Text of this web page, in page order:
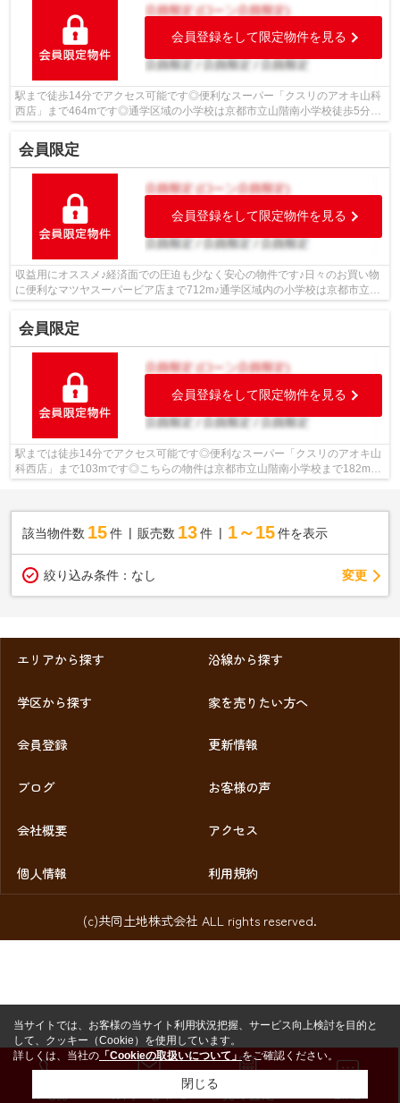
会員登録をして限定物件を見る
駅まで徒歩14分でアクセス可能です◎便利なスーパー「クスリのアオキ山科
西店」まで464mです◎通学区域の小学校は京都市立山階南小学校徒歩5分◎
会員限定
会員登録をして限定物件を見る
収益用にオススメ♪経済面での圧迫も少なく安心の物件です♪日々のお買い物
に便利なマツヤスーパービア店まで712m♪通学区域内の小学校は京都市立山
会員限定
会員登録をして限定物件を見る
駅までは徒歩14分でアクセス可能です◎便利なスーパー「クスリのアオキ山
科西店」まで103mです◎こちらの物件は京都市立山階南小学校まで182m以
内にあるのがポイントです◎不動産の購入は...
該当物件数 15件 販売数 13 件 1～15 件を表示
絞り込み条件： なし 変更
エリアから探す 沿線から探す
学区から探す 家を売りたい方へ
会員登録 更新情報
ブログ お客様の声
会社概要 アクセス
個人情報 利用規約
(c)共同土地株式会社 ALL rights reserved.
お問い合わせ
当サイトでは、お客様の当サイト利用状況把握、サービス向上検討を目的と
して、クッキー（Cookie）を使用しています。
詳しくは、当社の 「Cookieの取扱いについて」をご確認ください。
閉じる